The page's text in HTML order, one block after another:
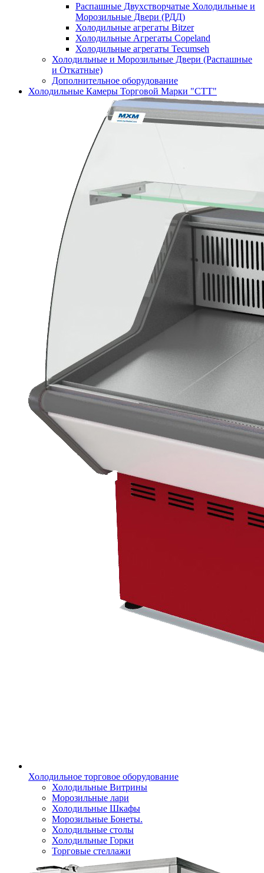
Распашные Двухстворчатые Холодильные и
Морозильные Двери (РДД)
Холодильные агрегаты Bitzer
Холодильные Агрегаты Copeland
Холодильные агрегаты Tecumseh
Холодильные и Морозильные Двери (Распашные
и Откатные)
Дополнительное оборудование
Холодильные Камеры Торговой Марки "СТТ"
Холодильное торговое оборудование
Холодильные Витрины
Морозильные лари
Холодильные Шкафы
Морозильные Бонеты.
Холодильные столы
Холодильные Горки
Торговые стеллажи